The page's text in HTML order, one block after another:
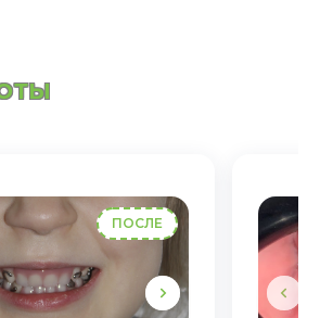
ПОСЛЕ